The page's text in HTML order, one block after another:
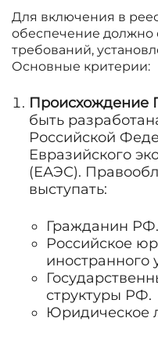
Для включения в
обеспечение должно
требований,
Основные критерии:
Происхождение
быть
Российской
Евразийского
(ЕАЭС).
выступать:
Гражданин РФ.
Российское
иностранного
структуры РФ.
Юридическое